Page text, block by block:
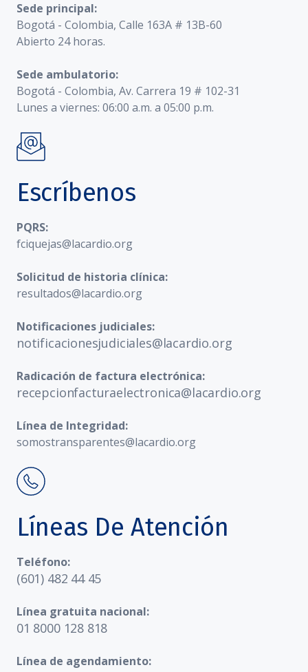
Sede principal:
Bogotá - Colombia, Calle 163A # 13B-60
Abierto 24 horas.
Sede ambulatorio:
Bogotá - Colombia, Av. Carrera 19 # 102-31
Lunes a viernes: 06:00 a.m. a 05:00 p.m.
Escríbenos
PQRS:
fciquejas@lacardio.org
Solicitud de historia clínica:
resultados@lacardio.org
Notificaciones judiciales:
notificacionesjudiciales@lacardio.org
Radicación de factura electrónica:
recepcionfacturaelectronica@lacardio.org
Línea de Integridad:
somostransparentes@lacardio.org
Líneas De Atención
Teléfono:
(601) 482 44 45
Línea gratuita nacional:
01 8000 128 818
Línea de agendamiento: